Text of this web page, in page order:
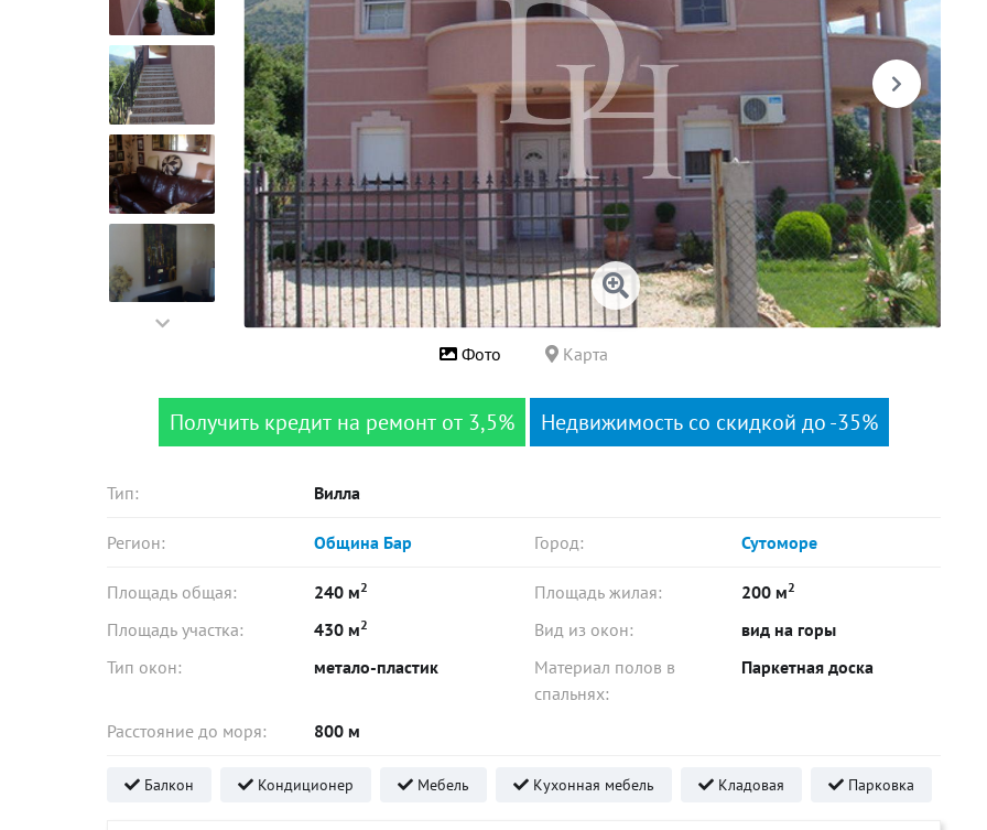
Фото Карта
Получить кредит на ремонт от 3,5% Недвижимость со скидкой до -35%
Тип: Вилла
Регион: Община Бар Город: Сутоморе
Площадь общая: 240 м2 Площадь жилая: 200 м2
Площадь участка: 430 м2 Вид из окон:
вид на горы
Тип окон:
метало-пластик
Материал полов в
спальнях:
Паркетная доска
Расстояние до моря: 800 м
Балкон Кондиционер Мебель Кухонная мебель Кладовая Парковка